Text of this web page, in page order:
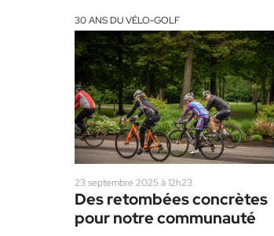
de…
30 ANS DU VÉLO-GOLF
23 septembre 2025 à 12h23
Des retombées concrètes
pour notre communauté